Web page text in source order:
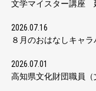
文学マイスター講座
2026.07.16
８月のおはなしキャラ
2026.07.01
高知県文化財団職員